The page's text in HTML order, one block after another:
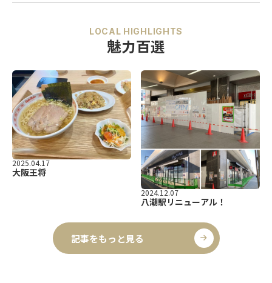
LOCAL HIGHLIGHTS
魅力百選
2025.04.17
大阪王将
2024.12.07
八潮駅リニューアル！
記事をもっと見る